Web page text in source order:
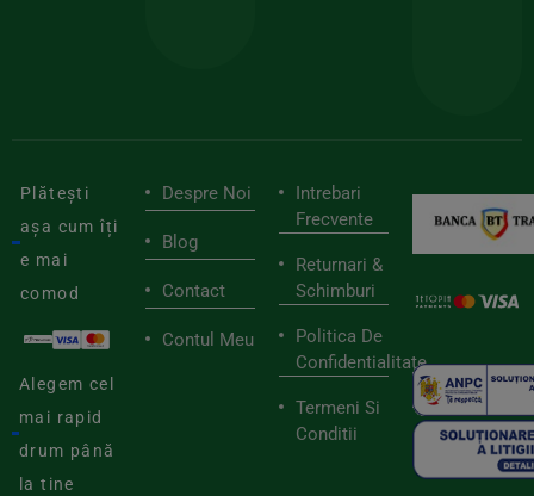
Plătești
așa cum îți
e mai
comod
Alegem cel
mai rapid
drum până
la tine
Despre Noi
Blog
Contact
Contul Meu
Intrebari
Frecvente
Returnari &
Schimburi
Politica De
Confidentialitate
Termeni Si
Conditii